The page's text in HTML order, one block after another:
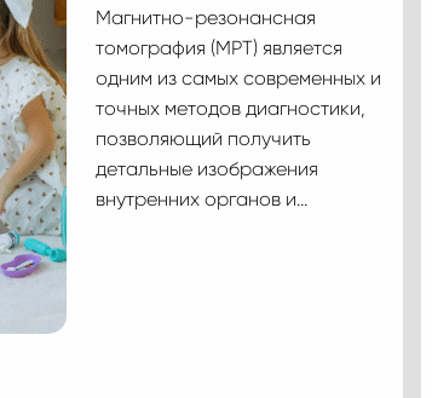
Магнитно-резонансная
томография (МРТ) является
одним из самых современных и
точных методов диагностики,
позволяющий получить
детальные изображения
внутренних органов и…